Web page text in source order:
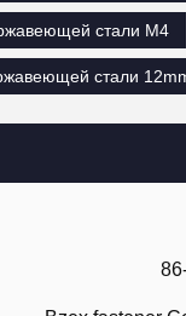
стали M4
стали